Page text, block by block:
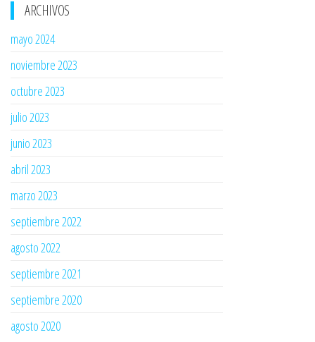
ARCHIVOS
mayo 2024
noviembre 2023
octubre 2023
julio 2023
junio 2023
abril 2023
marzo 2023
septiembre 2022
agosto 2022
septiembre 2021
septiembre 2020
agosto 2020